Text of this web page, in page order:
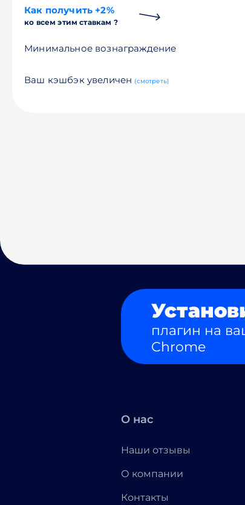
Как получить +2%
ко всем этим ставкам ?
Минимальное вознаграждение
Ваш кэшбэк увеличен (смотреть)
плагин на
Chrome
О нас
Наши отзывы
О компании
Контакты